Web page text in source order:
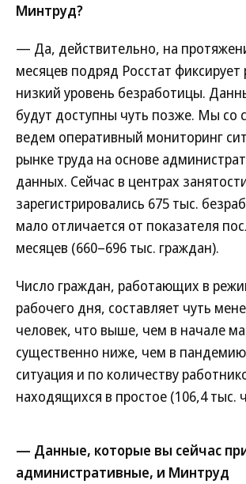
Минтруд?
— Да, действительно, на
месяцев подряд Росстат фиксирует
низкий уровень безработицы.
будут доступны чуть позже. Мы со
ведем оперативный мониторинг
рынке труда на основе
данных. Сейчас в центрах
зарегистрировались 675 тыс.
мало отличается от показателя
месяцев (660–696 тыс. граждан).
Число граждан, работающих в
рабочего дня, составляет чуть
человек, что выше, чем в начале
существенно ниже, чем в
ситуация и по количеству
находящихся в простое (106,4 тыс.
— Данные, которые вы сейчас
административные, и Минтруд